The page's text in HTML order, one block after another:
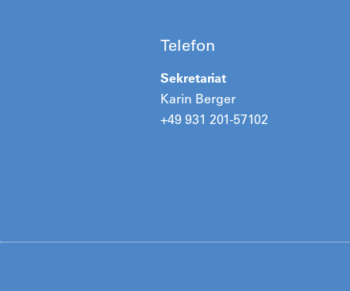
Telefon
Sekretariat
Karin Berger
+49 931 201-57102